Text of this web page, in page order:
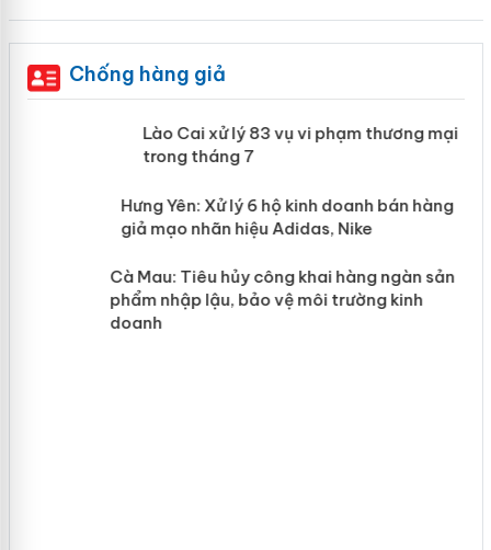
Chống hàng giả
Lào Cai xử lý 83 vụ vi phạm thương
mại trong tháng 7
Hưng Yên: Xử lý 6 hộ kinh doanh bán
hàng giả mạo nhãn hiệu Adidas, Nike